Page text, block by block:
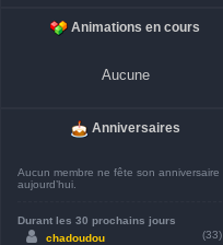
Animations en cours
Aucune
Anniversaires
Aucun membre ne fête son anniversaire
aujourd’hui.
Durant les 30 prochains jours
chadoudou
(33)